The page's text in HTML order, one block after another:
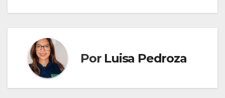
Por Luisa Pedroza